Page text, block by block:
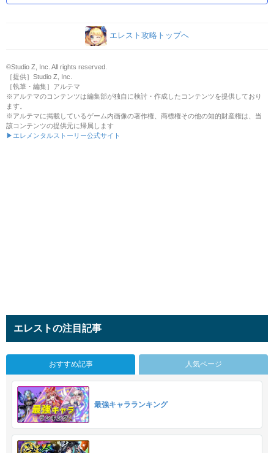
エレスト攻略トップへ
©Studio Z, Inc. All rights reserved.
［提供］Studio Z, Inc.
［執筆・編集］アルテマ
※アルテマのコンテンツは編集部が独自に検討・作成したコンテンツを提供しており
ます。
※アルテマに掲載しているゲーム内画像の著作権、商標権その他の知的財産権は、当
該コンテンツの提供元に帰属します
▶エレメンタルストーリー公式サイト
エレストの注目記事
おすすめ記事 人気ページ
最強キャラランキング